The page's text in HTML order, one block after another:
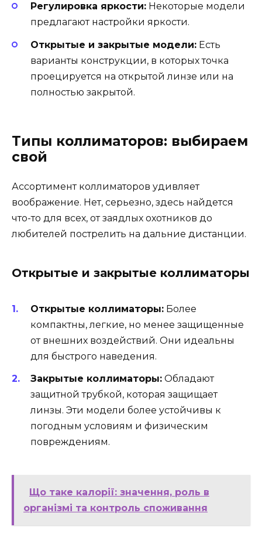
Регулировка яркости: Некоторые модели
предлагают настройки яркости.
Открытые и закрытые модели: Есть
варианты конструкции, в которых точка
проецируется на открытой линзе или на
полностью закрытой.
Типы коллиматоров: выбираем
свой
Ассортимент коллиматоров удивляет
воображение. Нет, серьезно, здесь найдется
что-то для всех, от заядлых охотников до
любителей пострелить на дальние дистанции.
Открытые и закрытые коллиматоры
Открытые коллиматоры: Более
компактны, легкие, но менее защищенные
от внешних воздействий. Они идеальны
для быстрого наведения.
Закрытые коллиматоры: Обладают
защитной трубкой, которая защищает
линзы. Эти модели более устойчивы к
погодным условиям и физическим
повреждениям.
Що таке калорії: значення, роль в
організмі та контроль споживання